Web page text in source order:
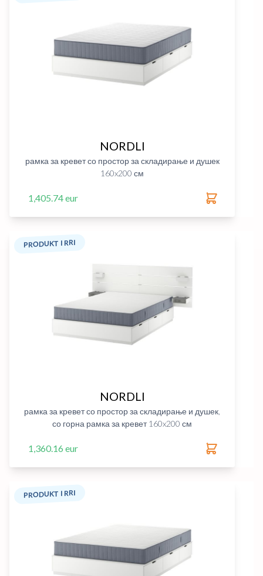
NORDLI
рамка за кревет со простор за складирање и душек
160x200 см
1,405.74 eur
PRODUKT I RRI
NORDLI
рамка за кревет со простор за складирање и душек,
со горна рамка за кревет 160x200 см
1,360.16 eur
PRODUKT I RRI